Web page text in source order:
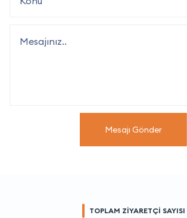
Mesajı Gönder
TOPLAM ZİYARETÇİ SAYISI